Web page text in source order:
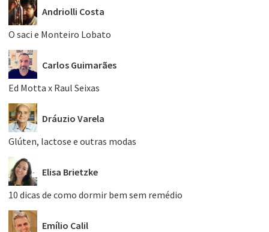
Andriolli Costa
O saci e Monteiro Lobato
Carlos Guimarães
Ed Motta x Raul Seixas
Dráuzio Varela
Glúten, lactose e outras modas
Elisa Brietzke
10 dicas de como dormir bem sem remédio
Emílio Calil